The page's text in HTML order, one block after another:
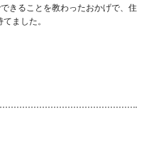
きることを教わったおかげで、住
ました。